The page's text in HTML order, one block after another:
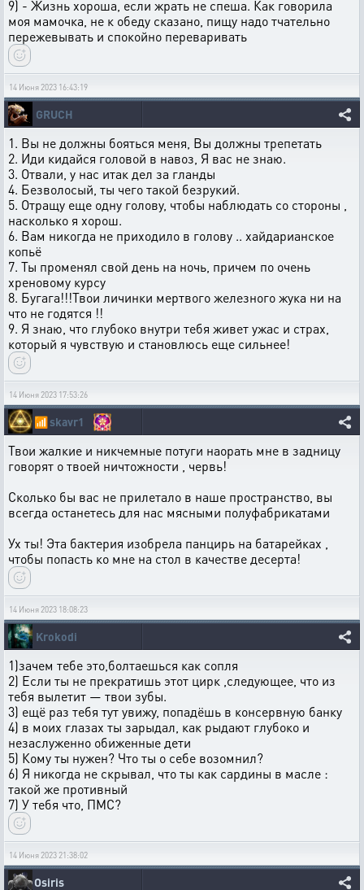
9) - Жизнь хороша, если жрать не спеша. Как говорила
моя мамочка, не к обеду сказано, пищу надо тчательно
пережевывать и спокойно переваривать
14 Июня 2023 16:43:19
GRUCH
1. Вы не должны бояться меня, Вы должны трепетать
2. Иди кидайся головой в навоз, Я вас не знаю.
3. Отвали, у нас итак дел за гланды
4. Безволосый, ты чего такой безрукий.
5. Отращу еще одну голову, чтобы наблюдать со стороны ,
насколько я хорош.
6. Вам никогда не приходило в голову .. хайдарианское
копьё
7. Ты променял свой день на ночь, причем по очень
хреновому курсу
8. Бугага!!!Твои личинки мертвого железного жука ни на
что не годятся !!
9. Я знаю, что глубоко внутри тебя живет ужас и страх,
который я чувствую и становлюсь еще сильнее!
14 Июня 2023 17:53:26
📶skavr1
Твои жалкие и никчемные потуги наорать мне в задницу
говорят о твоей ничтожности , червь!
Сколько бы вас не прилетало в наше пространство, вы
всегда останетесь для нас мясными полуфабрикатами
Ух ты! Эта бактерия изобрела панцирь на батарейках ,
чтобы попасть ко мне на стол в качестве десерта!
14 Июня 2023 18:08:23
Krokodi
1)зачем тебе это,болтаешься как сопля
2) Если ты не прекратишь этот цирк ,следующее, что из
тебя вылетит — твои зубы.
3) ещё раз тебя тут увижу, попадёшь в консервную банку
4) в моих глазах ты зарыдал, как рыдают глубоко и
незаслуженно обиженные дети
5) Кому ты нужен? Что ты о себе возомнил?
6) Я никогда не скрывал, что ты как сардины в масле :
такой же противный
7) У тебя что, ПМС?
14 Июня 2023 21:38:02
Osiris